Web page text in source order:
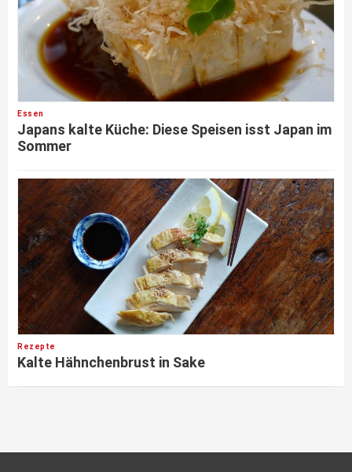
Essen
Japans kalte Küche: Diese Speisen isst Japan im
Sommer
Rezepte
Kalte Hähnchenbrust in Sake